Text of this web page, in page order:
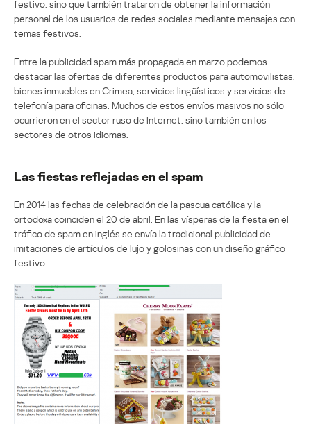
festivo, sino que también trataron de obtener la información
personal de los usuarios de redes sociales mediante mensajes con
temas festivos.
Entre la publicidad spam más propagada en marzo podemos
destacar las ofertas de diferentes productos para automovilistas,
bienes inmuebles en Crimea, servicios lingüísticos y servicios de
telefonía para oficinas. Muchos de estos envíos masivos no sólo
ocurrieron en el sector ruso de Internet, sino también en los
sectores de otros idiomas.
Las fiestas reflejadas en el spam
En 2014 las fechas de celebración de la pascua católica y la
ortodoxa coinciden el 20 de abril. En las vísperas de la fiesta en el
tráfico de spam en inglés se envía la tradicional publicidad de
imitaciones de artículos de lujo y golosinas con un diseño gráfico
festivo.